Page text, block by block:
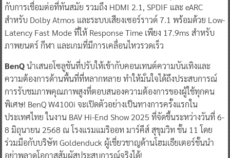
กับการเชื่อมต่อที่ทันสมัย รวมถึง HDMI 2.1, SPDIF และ eARC
สำหรับ Dolby Atmos และระบบเสียงเซอร์ราวด์ 7.1 พร้อมด้วย Low-
Latency Fast Mode ที่ให้ Response Time เพียง 17.9ms สำหรับ
ภาพยนตร์ กีฬา และเกมที่มีการเคลื่อนไหวรวดเร็ว
BenQนำเสนอโซลูชันที่ปรับให้เข้ากับคอนเทนต์ความบันเทิงและ
ความต้องการด้านพื้นที่ที่หลากหลาย ทำให้มั่นใจได้ถึงประสบการณ์
การรับชมภาพคุณภาพสูงที่ตอบสนองความต้องการของผู้ใช้ทุกคน
พิเศษ! BenQ W4100i จะเปิดตัวอย่างเป็นทางการครั้งแรกใน
ประเทศไทย ในงาน BAV Hi-End Show 2025 ที่จัดขึ้นระหว่างวันที่ 6-
8 มิถุนายน 2568 ณ โรงแรมแมริออท มาร์คีส์ สุขุมวิท ชั้น 11 โดย
ร่วมมือกับบริษัท Goldenduck ผู้เชี่ยวชาญด้านโฮมเธียเตอร์ชั้นนำ
อย่าพลาดโอกาสสัมผัสประสบการณ์จริงได้!